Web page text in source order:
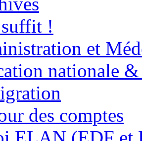
!
et
nationale
des comptes